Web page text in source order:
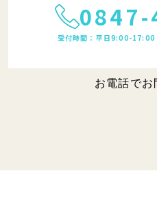
0847-
受付時間：平日9:00-17:00
お電話でお